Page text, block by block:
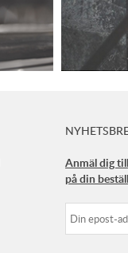
Anmäl dig
på din